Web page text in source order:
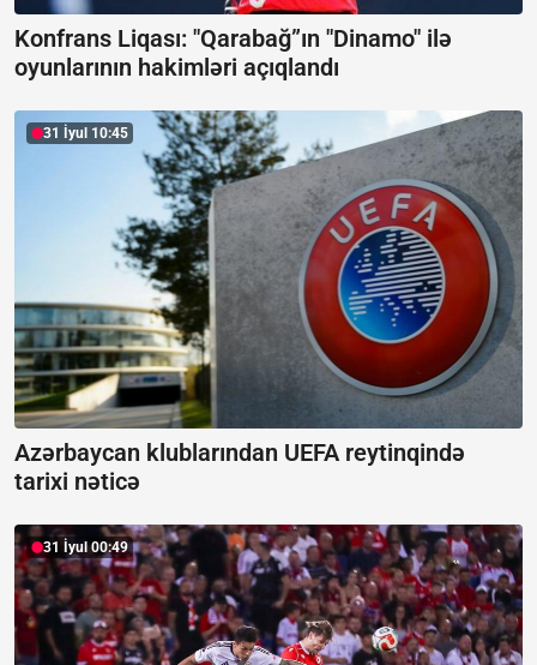
Konfrans Liqası: "Qarabağ”ın "Dinamo" ilə
oyunlarının hakimləri açıqlandı
31 İyul 10:45
Azərbaycan klublarından UEFA reytinqində
tarixi nəticə
31 İyul 00:49